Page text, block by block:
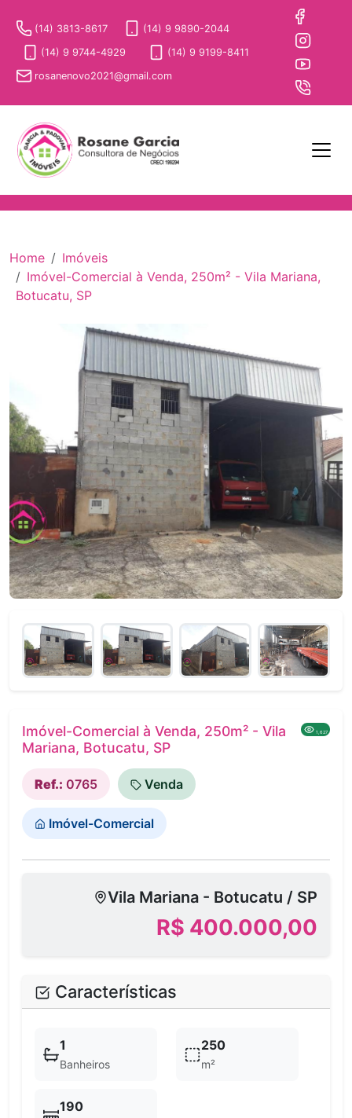
(14) 3813-8617 (14) 9 9890-2044
(14) 9 9744-4929 (14) 9 9199-8411
rosanenovo2021@gmail.com
Home
Imóveis
Imóvel-Comercial à Venda, 250m² - Vila Mariana,
Botucatu, SP
Imóvel-Comercial à Venda, 250m² - Vila
Mariana, Botucatu, SP
1,627
Ref.: 0765 Venda
Imóvel-Comercial
Vila Mariana - Botucatu / SP
R$ 400.000,00
Características
1
Banheiros
250
m²
190